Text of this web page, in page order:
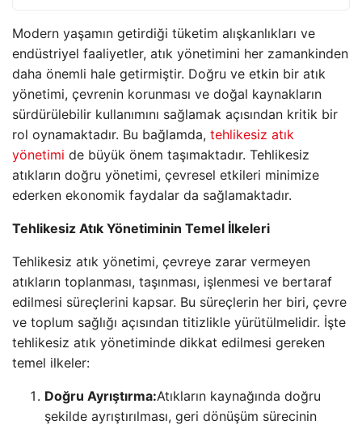
Modern yaşamın getirdiği tüketim alışkanlıkları ve
endüstriyel faaliyetler, atık yönetimini her zamankinden
daha önemli hale getirmiştir. Doğru ve etkin bir atık
yönetimi, çevrenin korunması ve doğal kaynakların
sürdürülebilir kullanımını sağlamak açısından kritik bir
rol oynamaktadır. Bu bağlamda, tehlikesiz atık
yönetimi de büyük önem taşımaktadır. Tehlikesiz
atıkların doğru yönetimi, çevresel etkileri minimize
ederken ekonomik faydalar da sağlamaktadır.
Tehlikesiz Atık Yönetiminin Temel İlkeleri
Tehlikesiz atık yönetimi, çevreye zarar vermeyen
atıkların toplanması, taşınması, işlenmesi ve bertaraf
edilmesi süreçlerini kapsar. Bu süreçlerin her biri, çevre
ve toplum sağlığı açısından titizlikle yürütülmelidir. İşte
tehlikesiz atık yönetiminde dikkat edilmesi gereken
temel ilkeler:
Doğru Ayrıştırma:Atıkların kaynağında doğru
şekilde ayrıştırılması, geri dönüşüm sürecinin